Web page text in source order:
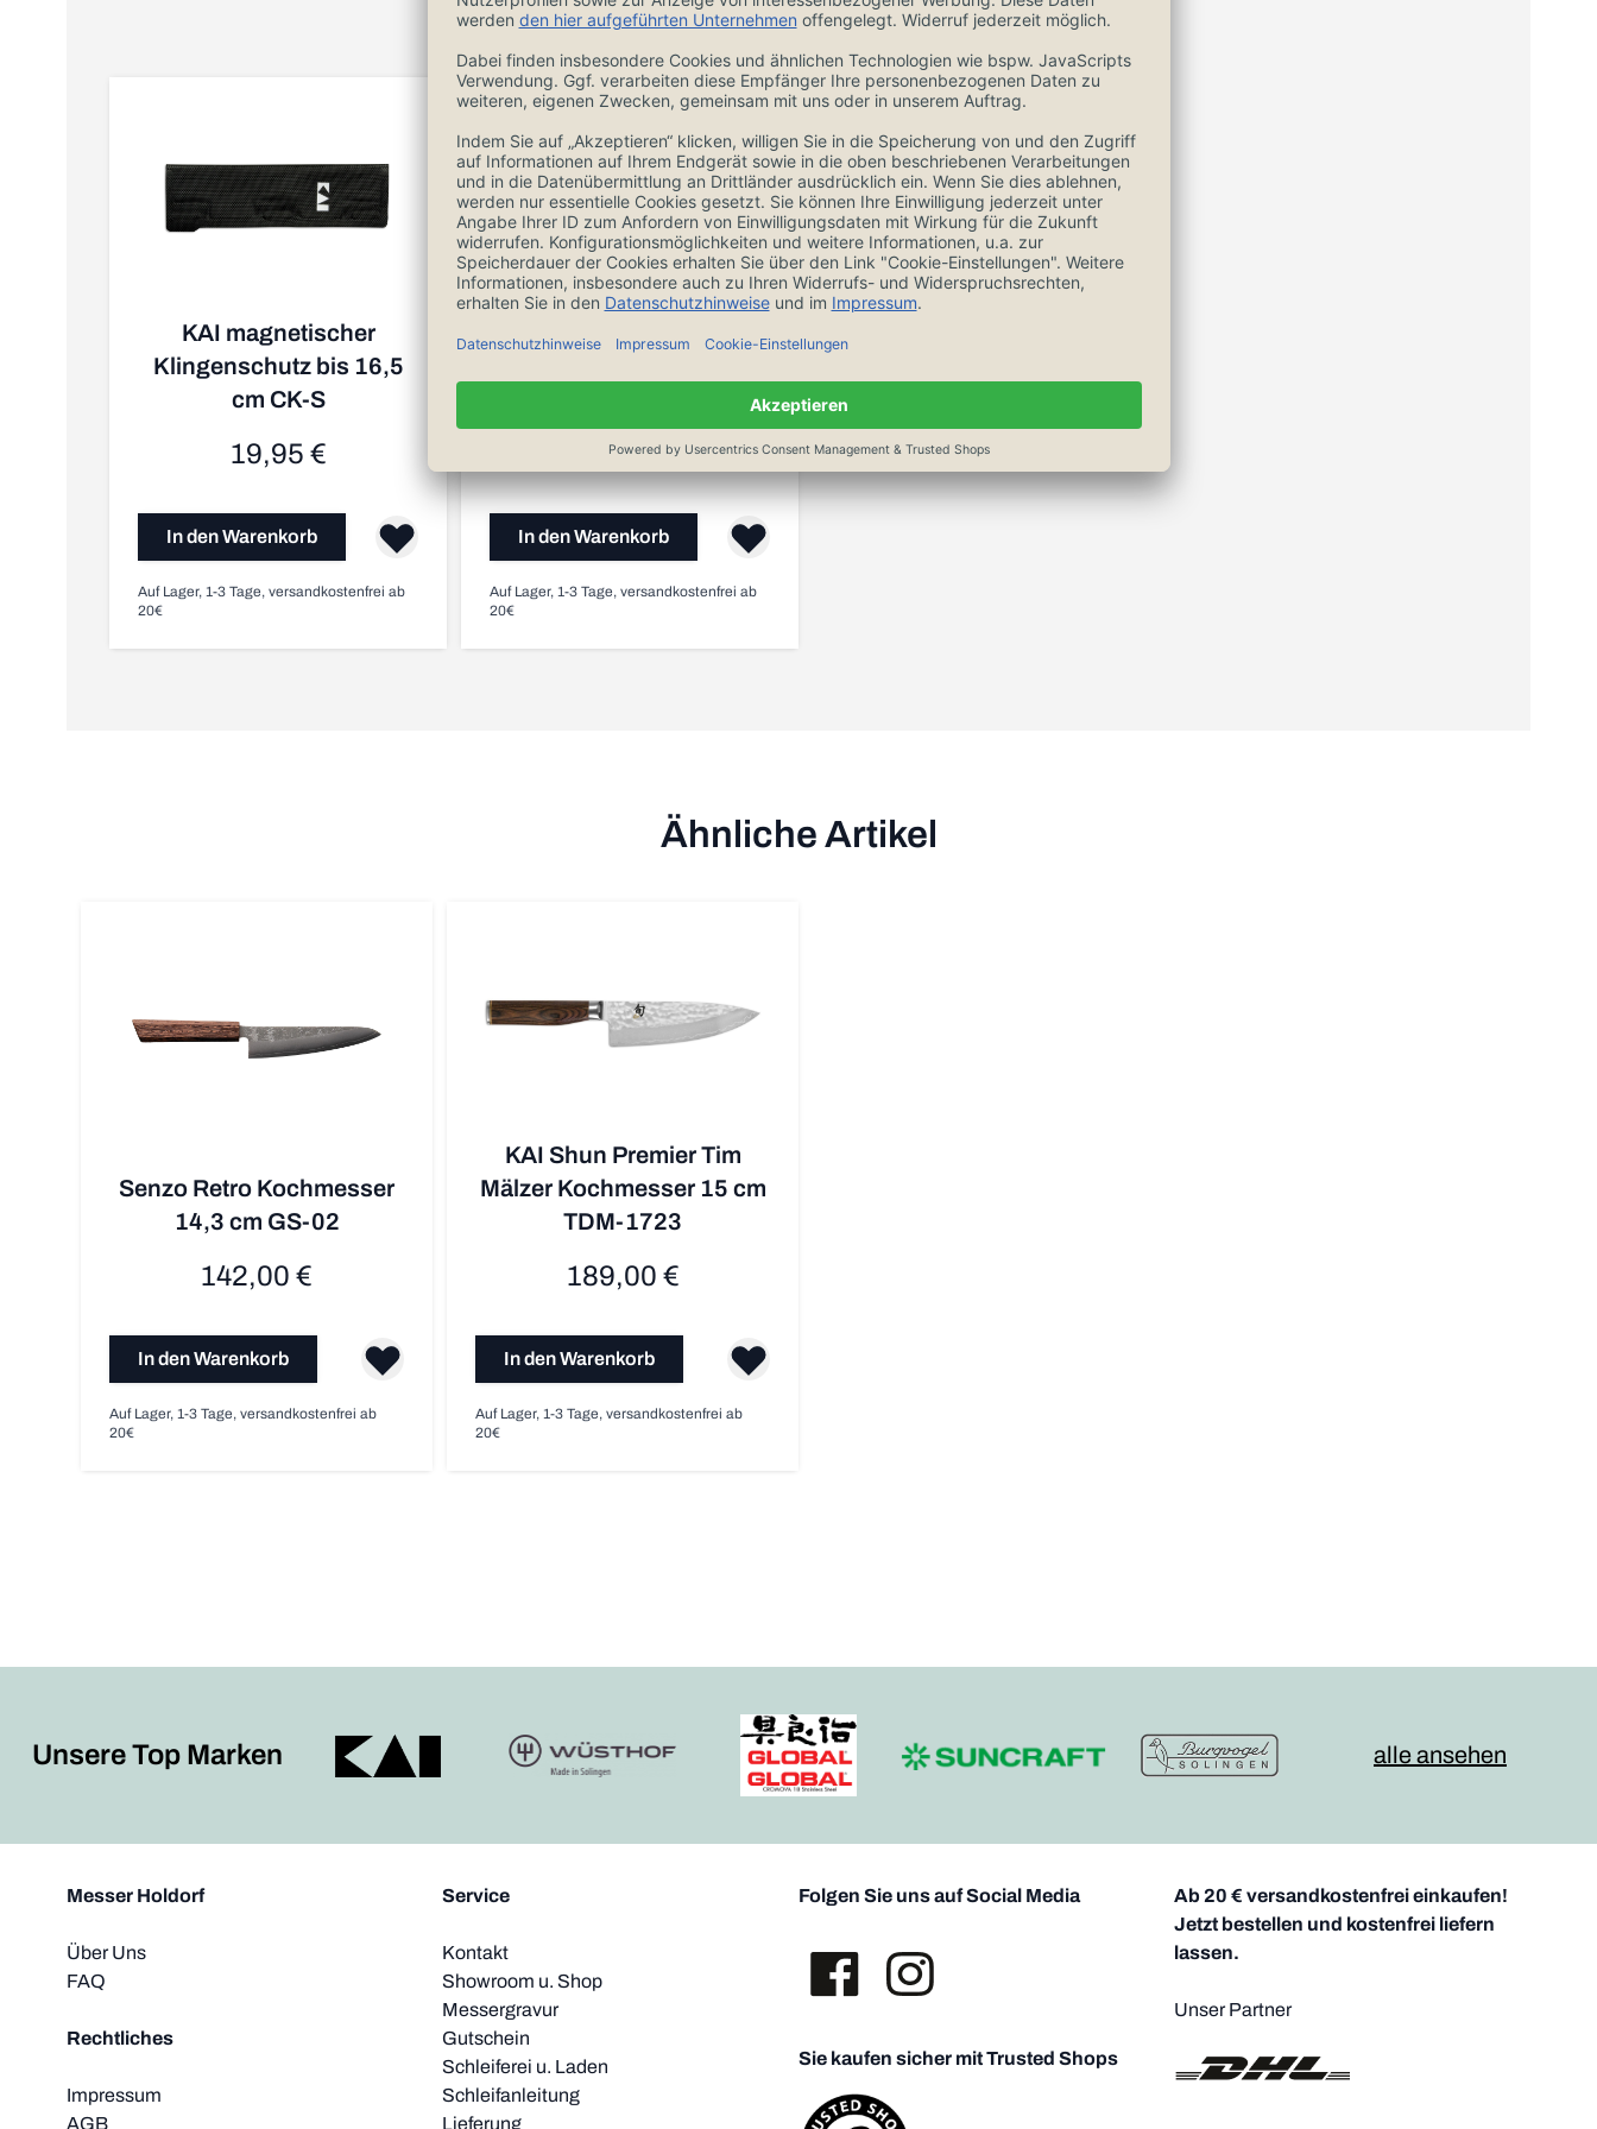
Zubehör
KAI magnetischer
Klingenschutz bis 16,5
cm CK-S
19,95 €
In den Warenkorb
Auf Lager, 1-3 Tage, versandkostenfrei ab
20€
119,00 €
In den Warenkorb
Auf Lager, 1-3 Tage, versandkostenfrei ab
20€
Ähnliche Artikel
Senzo Retro Kochmesser
14,3 cm GS-02
142,00 €
In den Warenkorb
Auf Lager, 1-3 Tage, versandkostenfrei ab
20€
KAI Shun Premier Tim
Mälzer Kochmesser 15 cm
TDM-1723
189,00 €
In den Warenkorb
Auf Lager, 1-3 Tage, versandkostenfrei ab
20€
Unsere Top Marken alle ansehen
Messer Holdorf
Über Uns
FAQ
Rechtliches
Impressum
AGB
Service
Kontakt
Showroom u. Shop
Messergravur
Gutschein
Schleiferei u. Laden
Schleifanleitung
Lieferung
Folgen Sie uns auf Social Media
Sie kaufen sicher mit Trusted Shops
Ab 20 € versandkostenfrei einkaufen!
Jetzt bestellen und kostenfrei liefern
lassen.
Unser Partner